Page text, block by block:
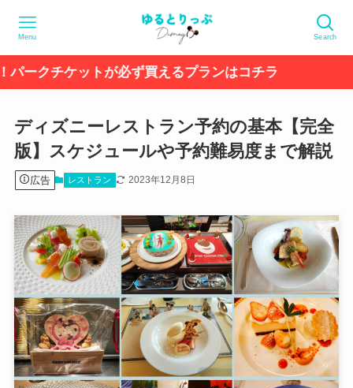
Search
Menu
トが必ず買えるプランはコチラ
ディズニーレストラン予約の基本【完全
版】スケジュールや予約難易度まで解説
広告 レストラン 2023年12月8日